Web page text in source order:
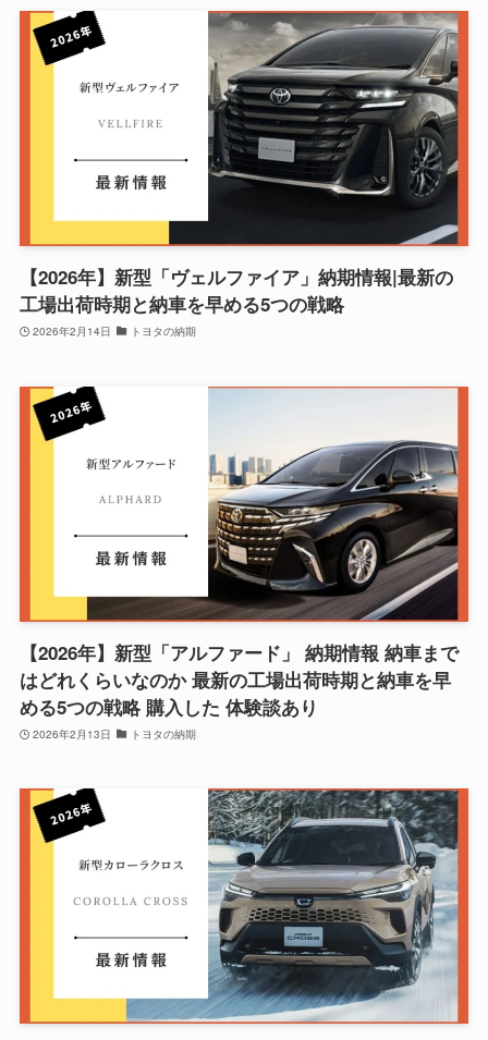
【2026年】新型「ヴェルファイア」納期情報|最新の
工場出荷時期と納車を早める5つの戦略
2026年2月14日 トヨタの納期
【2026年】新型「アルファード」 納期情報 納車まで
はどれくらいなのか 最新の工場出荷時期と納車を早
める5つの戦略 購入した 体験談あり
2026年2月13日 トヨタの納期